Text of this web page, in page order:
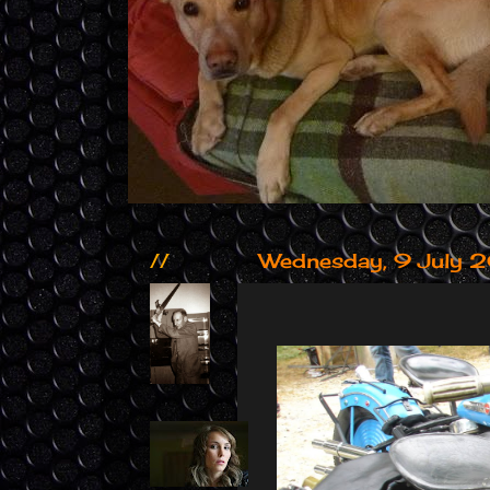
Wednesday, 9 July
//